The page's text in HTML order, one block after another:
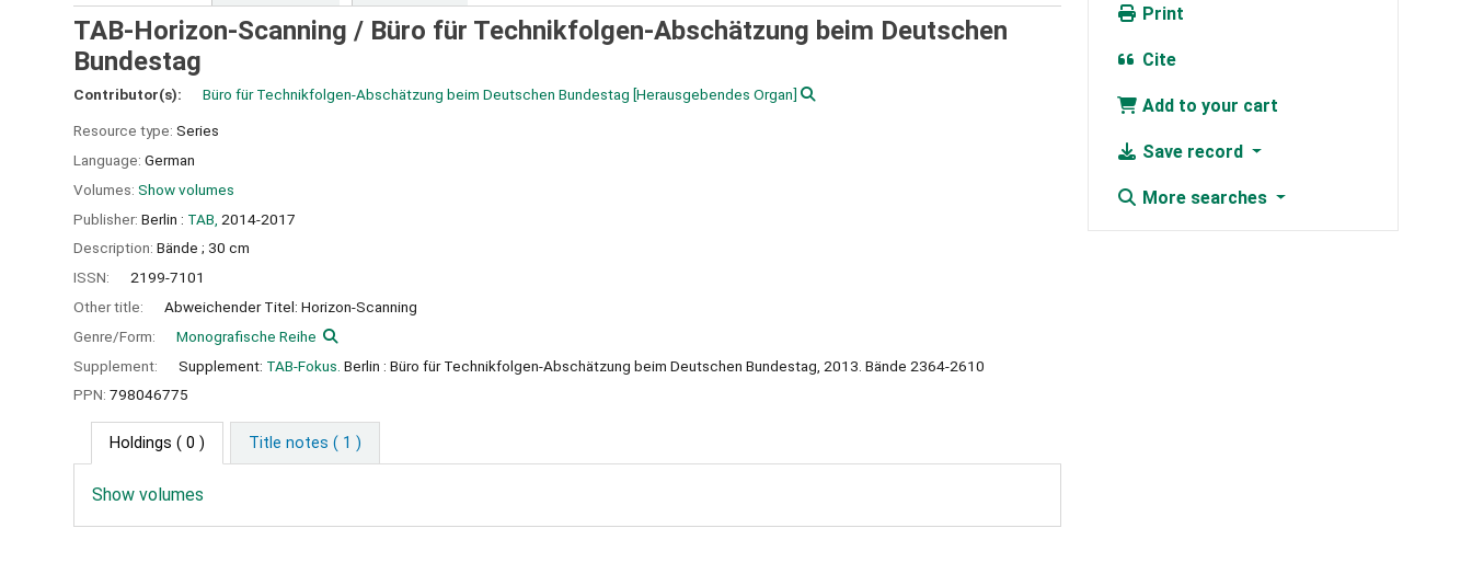
TAB-Horizon-Scanning / Büro für Technikfolgen-Abschätzung beim Deutschen
Bundestag
Contributor(s): Büro für Technikfolgen-Abschätzung beim Deutschen Bundestag [Herausgebendes Organ]
Resource type: Series
Language: German
Volumes: Show volumes
Publisher: Berlin : TAB, 2014-2017
Description: Bände ; 30 cm
ISSN:
2199-7101
Other title:
Abweichender Titel: Horizon-Scanning
Genre/Form:
Monografische Reihe
Supplement:
Supplement: TAB-Fokus. Berlin : Büro für Technikfolgen-Abschätzung beim Deutschen Bundestag, 2013. Bände 2364-2610
PPN: 798046775
Holdings ( 0 ) Title notes ( 1 )
Show volumes
Print
Cite
Add to your cart
Save record
More searches